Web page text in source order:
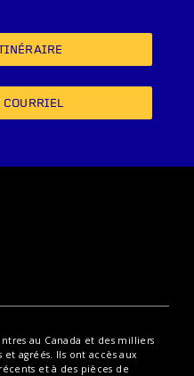
au Canada et des milliers
agréés. Ils ont accès aux
et à des pièces de